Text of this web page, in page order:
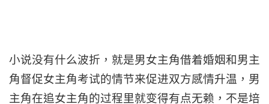
小说没有什么波折，就是男女主角借着婚姻和男主
角督促女主角考试的情节来促进双方感情升温，男
主角在追女主角的过程里就变得有点无赖，不是培